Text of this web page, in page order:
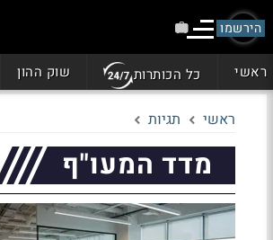
הירשמו
ראשי כל הכותרות שוק ההון
ראשי תגיות
מדד המעו"ף